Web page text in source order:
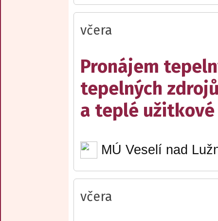
včera
Pronájem
tepelných
a teplé užitkové
MÚ Veselí nad
včera